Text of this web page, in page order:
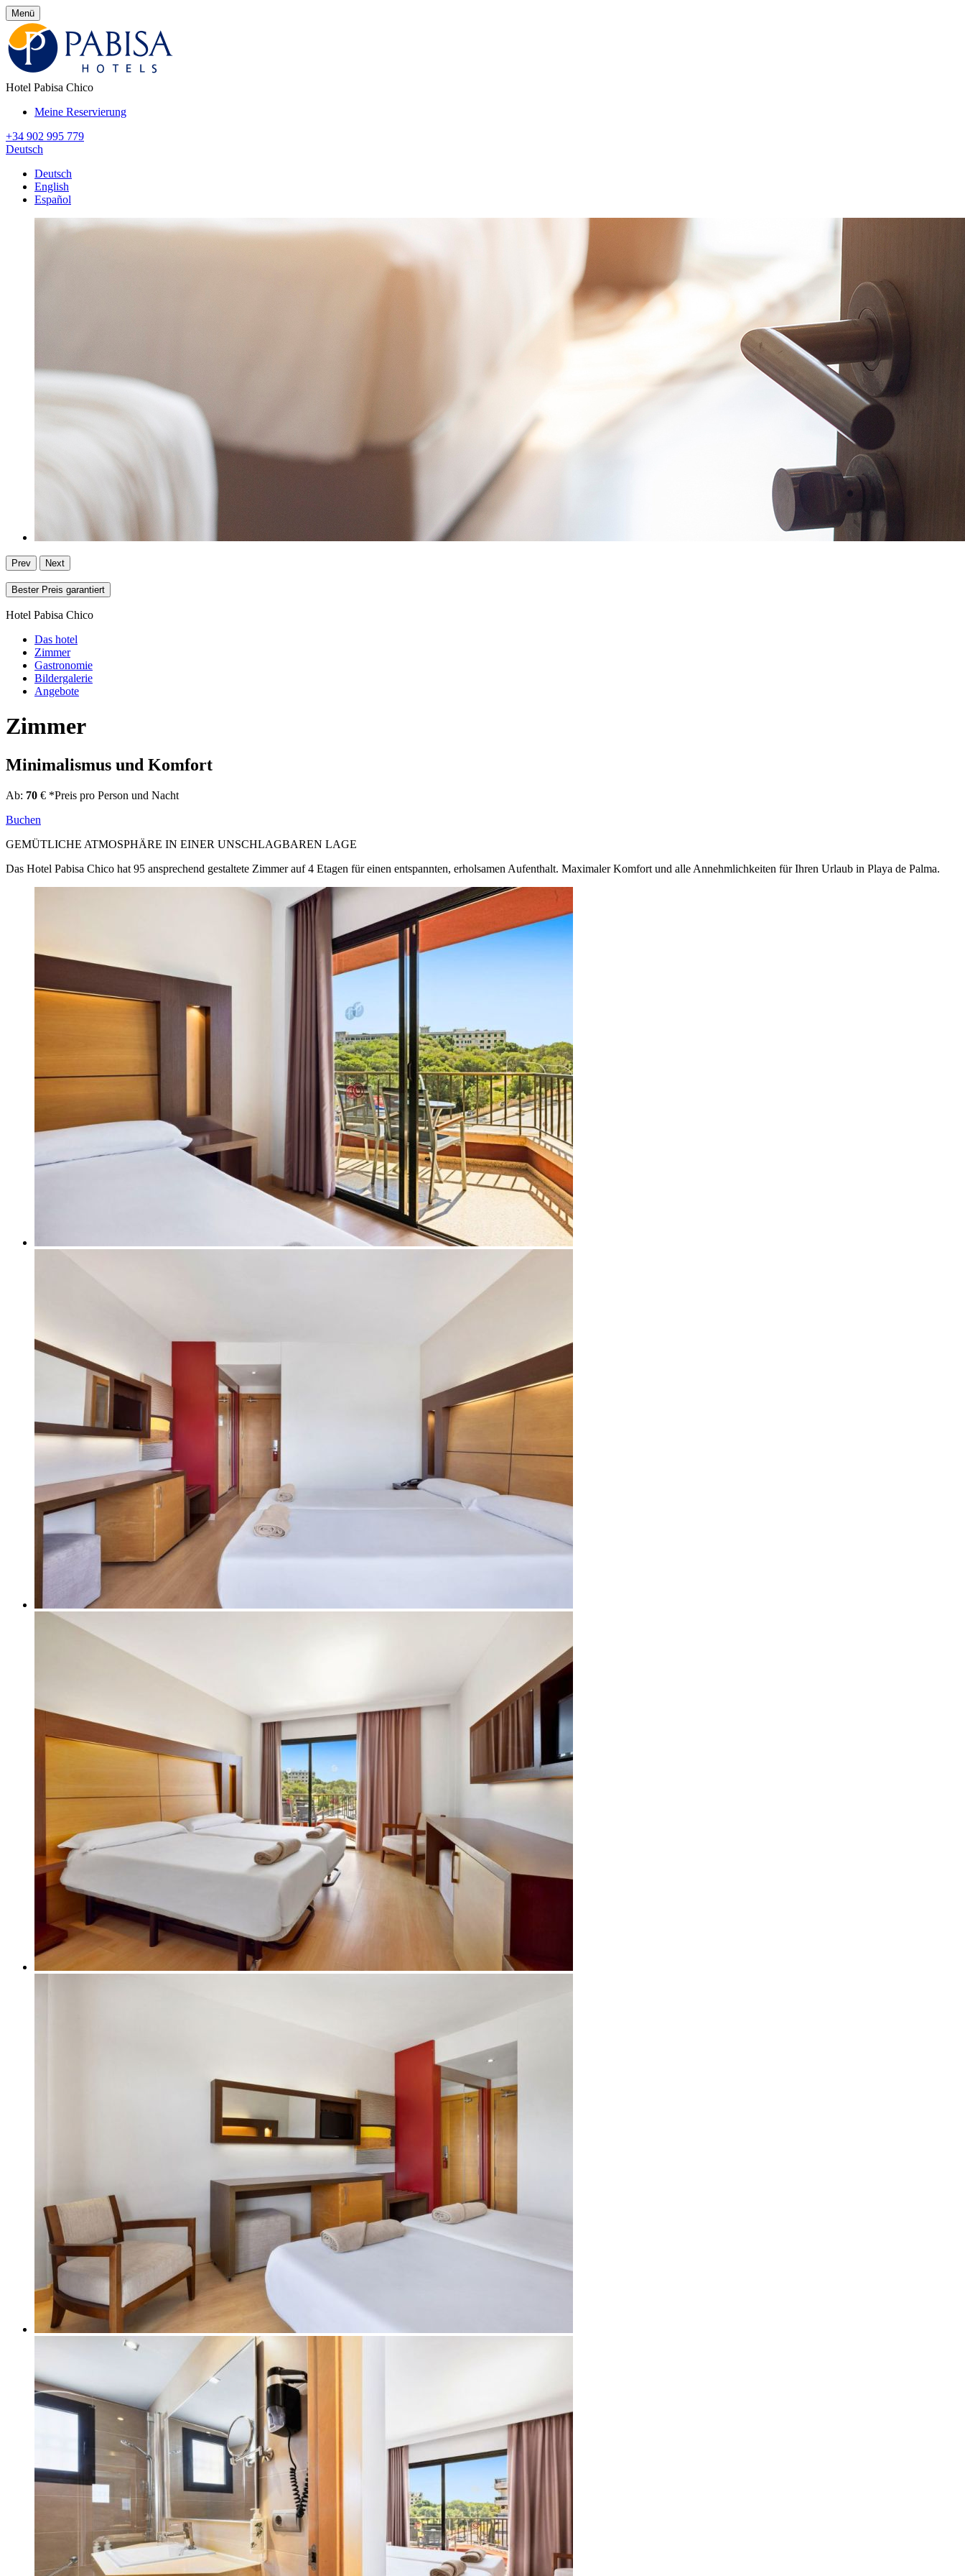
Menü
Hotel Pabisa Chico
Meine Reservierung
+34 902 995 779
Deutsch
Deutsch
English
Español
Prev Next
Bester Preis garantiert
Hotel Pabisa Chico
Das hotel
Zimmer
Gastronomie
Bildergalerie
Angebote
Zimmer
Minimalismus und Komfort
Ab: 70 € *Preis pro Person und Nacht
Buchen
GEMÜTLICHE ATMOSPHÄRE IN EINER UNSCHLAGBAREN LAGE
Das Hotel Pabisa Chico hat 95 ansprechend gestaltete Zimmer auf 4 Etagen für einen entspannten, erholsamen Aufenthalt. Maximaler Komfort und alle Annehmlichkeiten für Ihren Urlaub in Playa de Palma.